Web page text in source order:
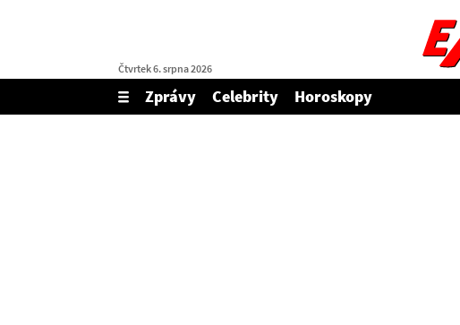
Čtvrtek 6. srpna 2026
Zobrazit/skrýt
menu
Zprávy Celebrity
Horoskopy